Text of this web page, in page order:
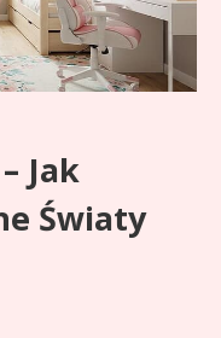
Jak
Światy